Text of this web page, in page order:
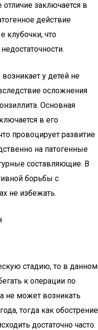
заключается в
действие
клубочки, что
у детей не
осложнения
Основная
в его
провоцирует развитие
на патогенные
составляющие. В
борьбы с
не избежать.
стадию, то в данном
к операции по
не может возникать
тогда как обострение
достаточно часто.